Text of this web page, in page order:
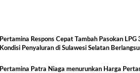
Pertamina Respons Cepat Tambah Pasokan LPG
Kondisi Penyaluran di Sulawesi Selatan
Pertamina Patra Niaga menurunkan Harga